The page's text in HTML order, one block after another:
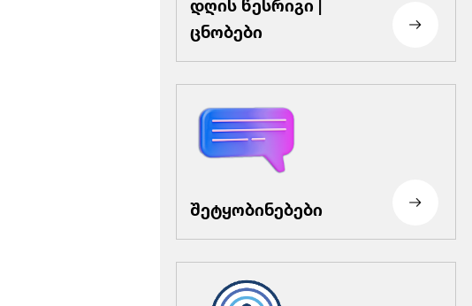
ცნობები
შეტყობინებები